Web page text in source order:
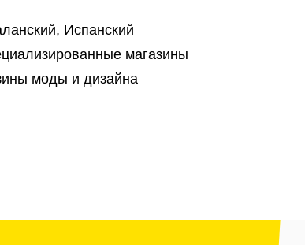
Испанский
магазины
моды и дизайна